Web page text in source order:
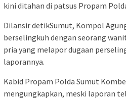
kini ditahan di patsus Propam
Dilansir detikSumut, Kompol
berselingkuh dengan seorang
pria yang melapor dugaan
laporannya.
Kabid Propam Polda Sumut
mengungkapkan, meski laporan